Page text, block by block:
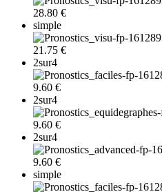
28.80 €
simple
21.75 €
2sur4
9.60 €
2sur4
9.60 €
2sur4
9.60 €
simple